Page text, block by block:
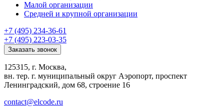
Малой организации
Средней и крупной организации
+7 (495) 234-36-61
+7 (495) 223-03-35
Заказать звонок
125315, г. Москва,
вн. тер. г. муниципальный округ Аэропорт, проспект
Ленинградский, дом 68, строение 16
contact@elcode.ru